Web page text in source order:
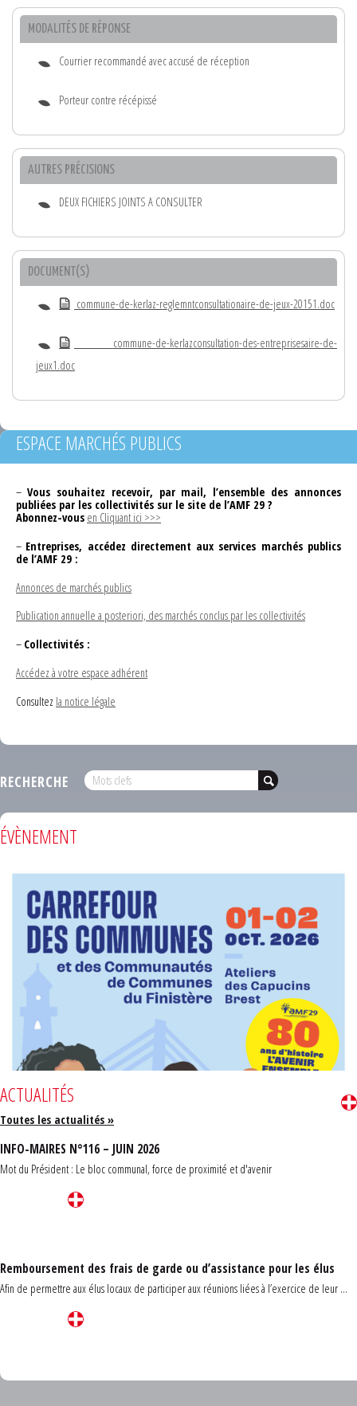
MODALITÉS DE RÉPONSE
Courrier recommandé avec accusé de réception
Porteur contre récépissé
AUTRES PRÉCISIONS
DEUX FICHIERS JOINTS A CONSULTER
DOCUMENT(S)
commune-de-kerlaz-reglemntconsultationaire-de-jeux-20151.doc
commune-de-kerlazconsultation-des-entreprisesaire-de-
jeux1.doc
ESPACE MARCHÉS PUBLICS
– Vous souhaitez recevoir, par mail, l’ensemble des annonces
publiées par les collectivités sur le site de l’AMF 29 ?
Abonnez-vous en Cliquant ici >>>
– Entreprises, accédez directement aux services marchés publics
de l’AMF 29 :
Annonces de marchés publics
Publication annuelle a posteriori, des marchés conclus par les collectivités
– Collectivités :
Accédez à votre espace adhérent
Consultez la notice légale
RECHERCHE
ÉVÈNEMENT
ACTUALITÉS
Toutes les actualités »
INFO-MAIRES N°116 – JUIN 2026
Mot du Président : Le bloc communal, force de proximité et d'avenir
Remboursement des frais de garde ou d’assistance pour les élus
Afin de permettre aux élus locaux de participer aux réunions liées à l’exercice de leur ...